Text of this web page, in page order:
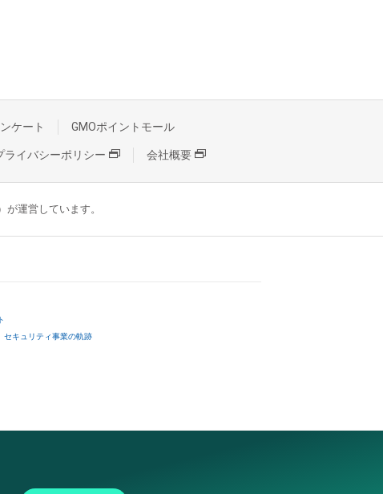
ケート GMOポイントモール
ライバシーポリシー 会社概要
が運営しています。
セキュリティ事業の軌跡